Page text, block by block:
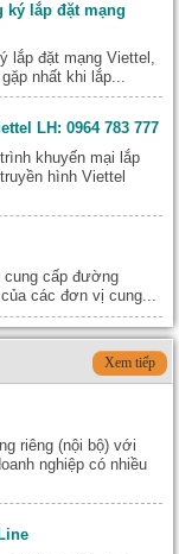
ký lắp đặt mạng
lắp đặt mạng Viettel,
nhất khi lắp...
LH: 0964 783 777
khuyến mại lắp
hình Viettel
cung cấp đường
các đơn vị cung...
Xem tiếp
riêng (nội bộ) với
nghiệp có nhiều